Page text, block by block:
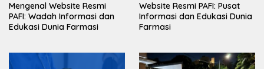
Mengenal Website Resmi
PAFI: Wadah Informasi dan
Edukasi Dunia Farmasi
Website Resmi PAFI: Pusat
Informasi dan Edukasi Dunia
Farmasi